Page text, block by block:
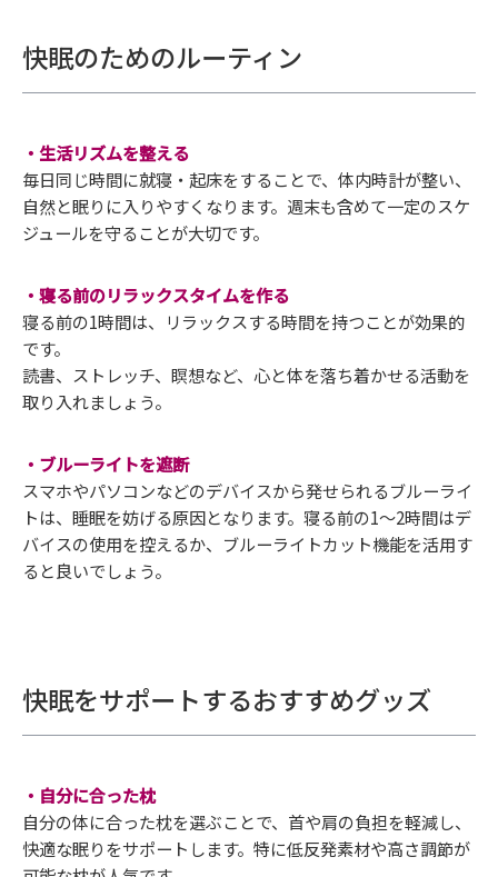
快眠のためのルーティン
・生活リズムを整える
毎日同じ時間に就寝・起床をすることで、体内時計が整い、
自然と眠りに入りやすくなります。週末も含めて一定のスケ
ジュールを守ることが大切です。
・寝る前のリラックスタイムを作る
寝る前の1時間は、リラックスする時間を持つことが効果的
です。
読書、ストレッチ、瞑想など、心と体を落ち着かせる活動を
取り入れましょう。
・ブルーライトを遮断
スマホやパソコンなどのデバイスから発せられるブルーライ
トは、睡眠を妨げる原因となります。寝る前の1〜2時間はデ
バイスの使用を控えるか、ブルーライトカット機能を活用す
ると良いでしょう。
快眠をサポートするおすすめグッズ
・自分に合った枕
自分の体に合った枕を選ぶことで、首や肩の負担を軽減し、
快適な眠りをサポートします。特に低反発素材や高さ調節が